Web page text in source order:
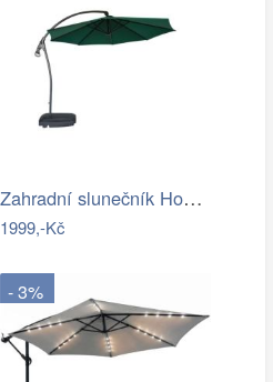
Zahradní slunečník Houseland Vortexa…
1999,-Kč
- 3%